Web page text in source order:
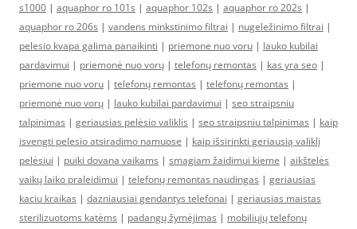
s1000 | aquaphor ro 101s | aquaphor 102s | aquaphor ro 202s |
aquaphor ro 206s | vandens minkstinimo filtrai | nugeležinimo filtrai |
pelesio kvapa galima panaikinti | priemone nuo voru | lauko kubilai
pardavimui | priemonė nuo vorų | telefonų remontas | kas yra seo |
priemone nuo voru | telefonų remontas | telefonų remontas |
priemonė nuo vorų | lauko kubilai pardavimui | seo straipsniu
talpinimas | geriausias pelėsio valiklis | seo straipsniu talpinimas | kaip
isvengti pelesio atsiradimo namuose | kaip išsirinkti geriausią valiklį
pelėsiui | puiki dovana vaikams | smagiam žaidimui kieme | aikštelės
vaikų laiko praleidimui | telefonų remontas naudingas | geriausias
kaciu kraikas | dazniausiai gendantys telefonai | geriausias maistas
sterilizuotoms katėms | padangų žymėjimas | mobiliųjų telefonų